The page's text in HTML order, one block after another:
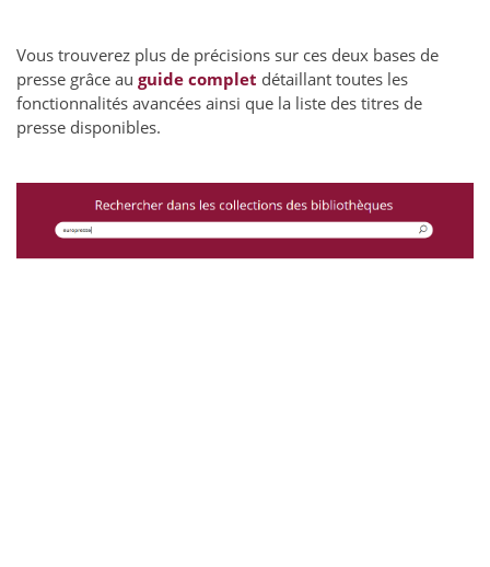
Vous trouverez plus de précisions sur ces deux bases de
presse grâce au guide complet détaillant toutes les
fonctionnalités avancées ainsi que la liste des titres de
presse disponibles.